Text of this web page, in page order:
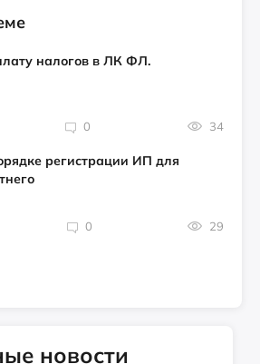
налогов в ЛК ФЛ.
0 34
регистрации ИП для
0 29
новости